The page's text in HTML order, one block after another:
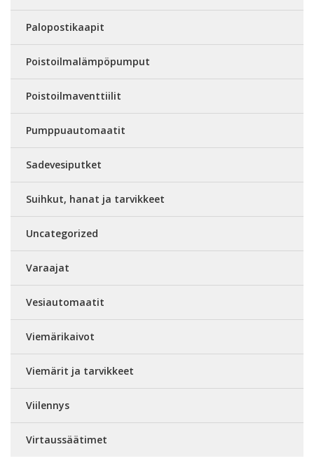
Palopostikaapit
Poistoilmalämpöpumput
Poistoilmaventtiilit
Pumppuautomaatit
Sadevesiputket
Suihkut, hanat ja tarvikkeet
Uncategorized
Varaajat
Vesiautomaatit
Viemärikaivot
Viemärit ja tarvikkeet
Viilennys
Virtaussäätimet